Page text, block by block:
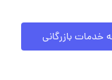
بازرگانی